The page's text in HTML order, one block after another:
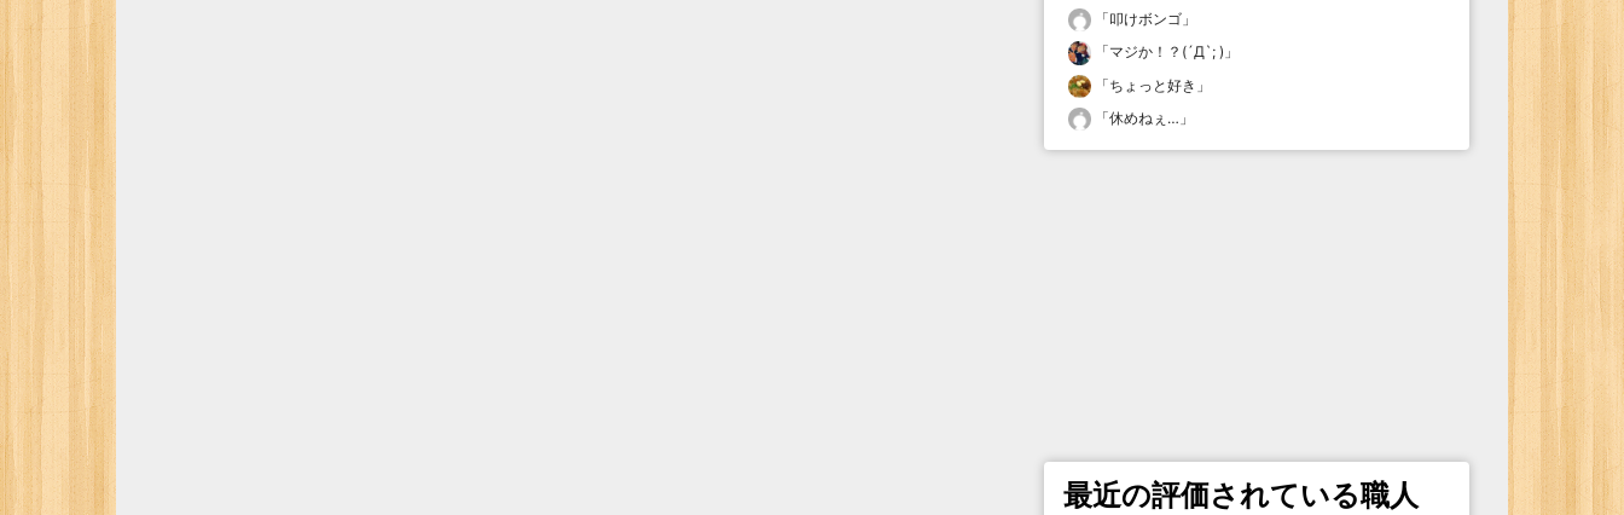
「叩けボンゴ 」
「マジか！？(´Д`; ) 」
「ちょっと好き 」
「休めねぇ… 」
最近の評価されている職人